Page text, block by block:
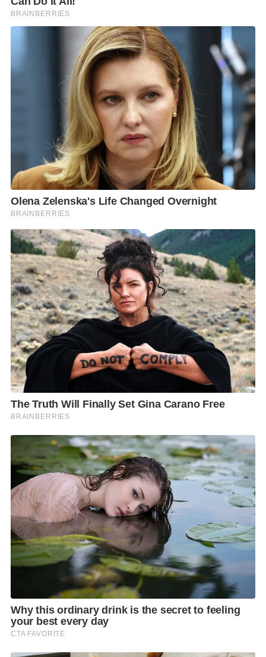
ปัจจุบัน ซึ่งความต้องการของลูกค้าไม่ได้จำกัดอยู่เพียงการเลือกใช้แผงโซลาร์
เซลล์ประสิทธิภาพสูง แต่ให้ความสำคัญกับการบริหารจัดการพลังงานทั้งระบบ
โดยเฉพาะการผสานการทำงานระหว่างระบบผลิตไฟฟ้าจากพลังงานแสงอาทิตย์
และระบบกักเก็บพลังงาน เพื่อเพิ่มประสิทธิภาพ ความมั่นคง และความคุ้มค่าของ
การลงทุนในระยะยาว
ถ่ายทอดวิสัยทัศน์ผ่านเวทีAsia Sustainable Energy Week 2026
Siwasolar Energyและ LONGi
ได้นำเสนอทิศทางการพัฒนาเทคโนโลยีดังกล่าว
ภายในงานAsia Sustainable Energy Week 2026 (ASEW 2026)
ซึ่งจัดขึ้น
ระหว่างวันที่1–3กรกฎาคม2569ณ ศูนย์การประชุมแห่งชาติสิริกิติ์ โดยนำเสนอ
นวัตกรรมและโซลูชันพลังงานสะอาดที่ตอบโจทย์การใช้งานในทุกภาคส่วน พร้อม
ได้รับความสนใจจากผู้ประกอบการ นักลงทุน ผู้พัฒนาโครงการ และผู้เชี่ยวชาญ
ในอุตสาหกรรมพลังงานเป็นจำนวนมาก
ไฮไลต์สำคัญภายในบูธ ได้แก่
LONGi Hi-MO X10และHi-MO X10 Anti-Dust 2.0
แผงโซลาร์เซลล์เจเนอเรชันใหม่ที่ใช้เทคโนโลยีHPBC 2.0และZero
Busbarเพื่อเพิ่มประสิทธิภาพการผลิตไฟฟ้าและลดการสูญเสียพลังงาน พร้อม
ด้วยHi-MO X10 Anti-Dust 2.0 ที่ได้รับการพัฒนาขอบแผงแบบAnti-Dustช่วย
ลดการสะสมของฝุ่นและน้ำ รวมถึงเทคโนโลยีAnti-Shading ที่ช่วยลดผลกระ
ทบจากเงาบัง เพิ่มความปลอดภัย ลดความเสี่ยงการเกิดHotspotและช่วยให้
ระบบสามารถผลิตพลังงานได้อย่างมีประสิทธิภาพในสภาพแวดล้อมการใช้งาน
จริง
LONGi Energy Storage
ระบบกักเก็บพลังงานสำหรับโครงการCommercial & Industrial
(C&I)และUtility Scaleที่ช่วยเพิ่มเสถียรภาพและความยืดหยุ่นในการบริหาร
จัดการพลังงาน รองรับการทำงานร่วมกับระบบโซลาร์เซลล์เพื่อยกระดับสู่Solar
+ Storage Solutionsอย่างครบวงจร
ภายในงานทีมผู้เชี่ยวชาญของSiwasolar Energy ได้ให้คำปรึกษาด้านการ
ออกแบบระบบและการเลือกใช้เทคโนโลยีที่เหมาะสมกับโครงการในทุกระดับ
Residential, Commercial, IndustrialและUtility Scale
พร้อมแลกเปลี่ยน
องค์ความรู้กับกลุ่มผู้รับเหมาEPCผู้ติดตั้ง (Installer)ตัวแทนจำหน่าย
(Dealer)ผู้พัฒนาโครงการ (Developer)เจ้าของโรงงาน และผู้ประกอบการจาก
หลากหลายอุตสาหกรรม ซึ่งสะท้อนถึงบทบาทของบริษัทในการเป็นศูนย์กลาง
ด้านโซลูชันพลังงานสะอาดของประเทศไทย